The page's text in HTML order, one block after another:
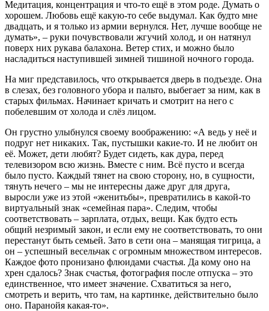
Медитация, концентрация и что-то ещё в этом роде. Думать о
хорошем. Любовь ещё какую-то себе выдумал. Как будто мне
двадцать, и я только из армии вернулся. Нет, лучше вообще не
думать», – руки почувствовали жгучий холод, и он натянул
поверх них рукава балахона. Ветер стих, и можно было
насладиться наступившей зимней тишиной ночного города.
На миг представилось, что открывается дверь в подъезде. Она
в слезах, без головного убора и пальто, выбегает за ним, как в
старых фильмах. Начинает кричать и смотрит на него с
побелевшим от холода и слёз лицом.
Он грустно улыбнулся своему воображению: «А ведь у неё и
подруг нет никаких. Так, пустышки какие-то. И не любит он
её. Может, дети любят? Будет сидеть, как дура, перед
телевизором всю жизнь. Вместе с ним. Всё пусто и всегда
было пусто. Каждый тянет на свою сторону, но, в сущности,
тянуть нечего – мы не интересны даже друг для друга,
выросли уже из этой «женитьбы», превратились в какой-то
виртуальный знак «семейная пара». Следим, чтобы
соответствовать – зарплата, отдых, вещи. Как будто есть
общий незримый закон, и если ему не соответствовать, то они
перестанут быть семьей. Зато в сети она – манящая тигрица, а
он – успешный весельчак с огромным множеством интересов.
Каждое фото пронизано флюидами счастья. Да кому оно на
хрен сдалось? Знак счастья, фотография после отпуска – это
единственное, что имеет значение. Схватиться за него,
смотреть и верить, что там, на картинке, действительно было
оно. Паранойя какая-то».